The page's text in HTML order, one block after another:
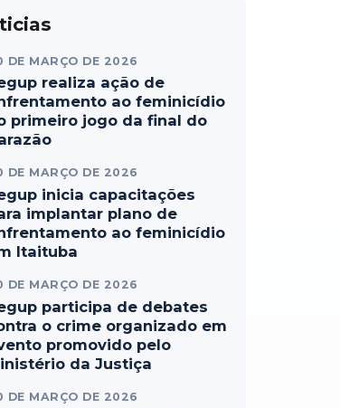
DE MARÇO DE 2026
realiza ação de
ao feminicídio
primeiro jogo da final do
DE MARÇO DE 2026
inicia capacitações
implantar plano de
ao feminicídio
Itaituba
DE MARÇO DE 2026
participa de debates
o crime organizado em
promovido pelo
da Justiça
DE MARÇO DE 2026